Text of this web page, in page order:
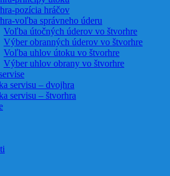
pozícia hráčov
voľba správneho úderu
Voľba útočných úderov vo štvorhre
Výber obranných úderov vo štvorhre
Voľba uhlov útoku vo štvorhre
Výber uhlov obrany vo štvorhre
servisu – dvojhra
servisu – štvorhra